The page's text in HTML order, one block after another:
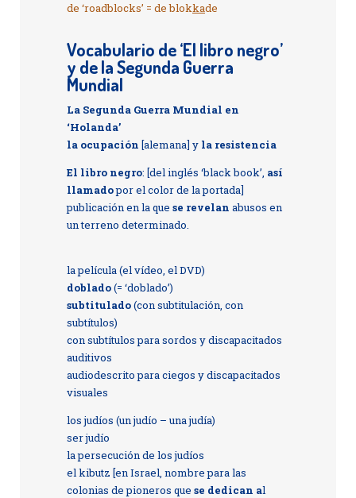
de ‘roadblocks’ = de blokkade
Vocabulario de ‘El libro negro’
y de la Segunda Guerra
Mundial
La Segunda Guerra Mundial en
‘Holanda’
la ocupación [alemana] yla resistencia
El libro negro: [del inglés ‘black book’, así
llamadopor el color de la portada]
publicación en la que se revelan abusos en
un terreno determinado.
la película (el vídeo, el DVD)
doblado(= ‘doblado’)
subtitulado(con subtitulación, con
subtítulos)
con subtítulos para sordos y discapacitados
auditivos
audiodescrito para ciegos y discapacitados
visuales
los judíos (un judío – una judía)
ser judío
la persecución de los judíos
el kibutz [en Israel, nombre para las
colonias de pioneros que se dedican al